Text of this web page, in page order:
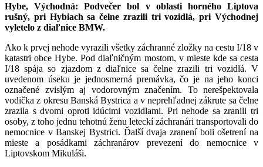
Hybe, Východná: Podvečer bol v oblasti horného Liptova
rušný, pri Hybiach sa čelne zrazili tri vozidlá, pri Východnej
vyletelo z diaľnice BMW.
Ako k prvej nehode vyrazili všetky záchranné zložky na cestu I/18 v
katastri obce Hybe. Pod diaľničným mostom, v mieste kde sa cesta
I/18 spája so zjazdom z diaľnice sa čelne zrazili tri vozidlá. V
uvedenom úseku je jednosmerná premávka, čo je na jeho konci
označené zvislým aj vodorovným značením. To nerešpektovala
vodička z okresu Banská Bystrica a v neprehľadnej zákrute sa čelne
zrazila s dvomi oproti idúcimi vozidlami. Pri nehode sa zranili tri
osoby, z toho jednu tehotnú ženu leteckí záchranári transportovali do
nemocnice v Banskej Bystrici. Ďalší dvaja zranení boli ošetrení na
mieste a posádkami záchranárov prevezení do nemocnice v
Liptovskom Mikuláši.